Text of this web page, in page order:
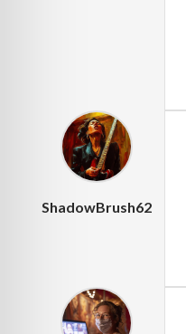
ShadowBrush62